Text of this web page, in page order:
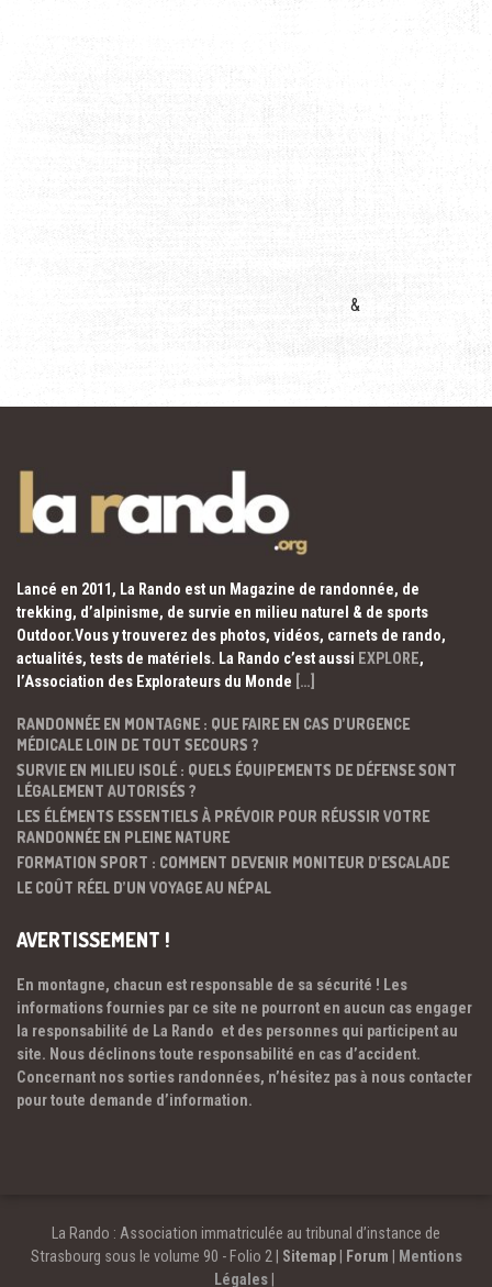
&
Lancé en 2011, La Rando est un Magazine de randonnée, de
trekking, d’alpinisme, de survie en milieu naturel & de sports
Outdoor.Vous y trouverez des photos, vidéos, carnets de rando,
actualités, tests de matériels. La Rando c’est aussi EXPLORE,
l’Association des Explorateurs du Monde […]
RANDONNÉE EN MONTAGNE : QUE FAIRE EN CAS D’URGENCE
MÉDICALE LOIN DE TOUT SECOURS ?
SURVIE EN MILIEU ISOLÉ : QUELS ÉQUIPEMENTS DE DÉFENSE SONT
LÉGALEMENT AUTORISÉS ?
LES ÉLÉMENTS ESSENTIELS À PRÉVOIR POUR RÉUSSIR VOTRE
RANDONNÉE EN PLEINE NATURE
FORMATION SPORT : COMMENT DEVENIR MONITEUR D’ESCALADE
LE COÛT RÉEL D’UN VOYAGE AU NÉPAL
AVERTISSEMENT !
En montagne, chacun est responsable de sa sécurité ! Les
informations fournies par ce site ne pourront en aucun cas engager
la responsabilité de La Rando et des personnes qui participent au
site. Nous déclinons toute responsabilité en cas d’accident.
Concernant nos sorties randonnées, n’hésitez pas à nous contacter
pour toute demande d’information.
La Rando : Association immatriculée au tribunal d’instance de
Strasbourg sous le volume 90 - Folio 2 | Sitemap| Forum
Mentions
Légales